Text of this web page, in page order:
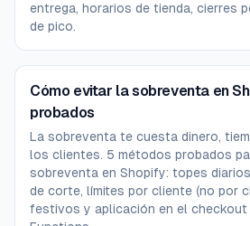
entrega, horarios de tienda, cierres
de pico.
Cómo evitar la sobreventa en
probados
La sobreventa te cuesta dinero,
los clientes. 5 métodos probados
sobreventa en Shopify: topes
de corte, límites por cliente (no por
festivos y aplicación en el checkout